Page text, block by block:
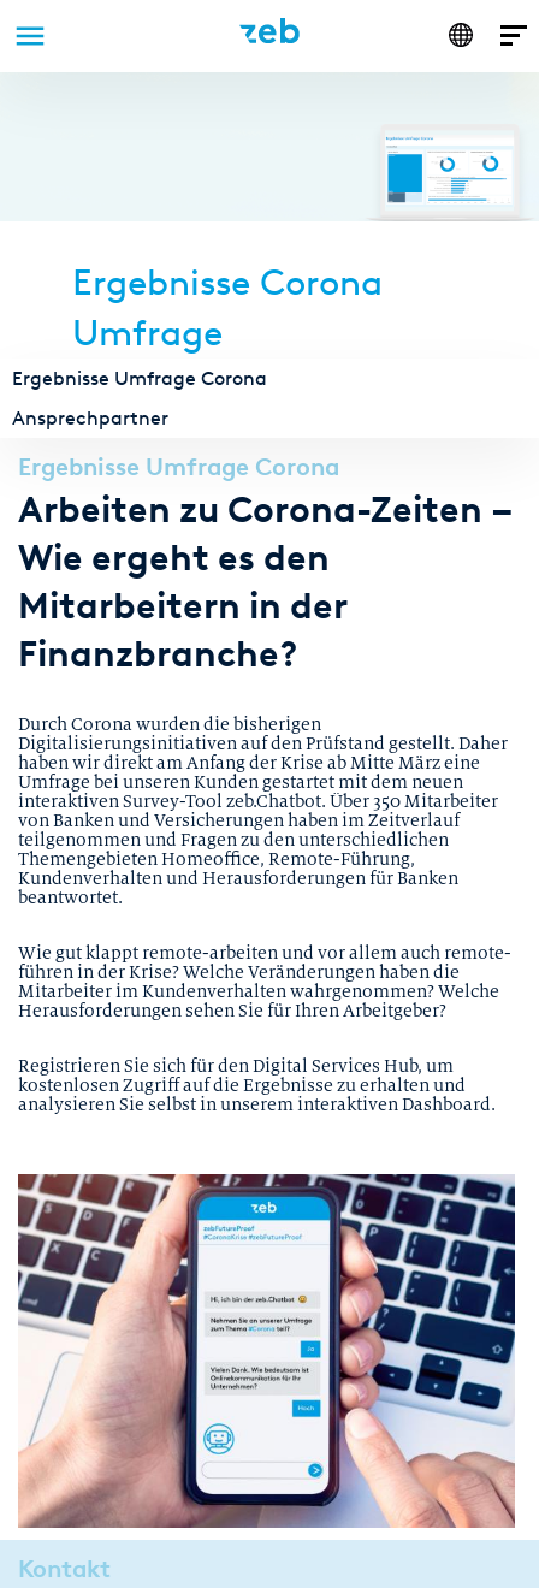
Anmelden
Ergebnisse Corona
Umfrage
Ergebnisse Umfrage Corona
Ansprechpartner
Ergebnisse Umfrage Corona
Arbeiten zu Corona-Zeiten –
Wie ergeht es den
Mitarbeitern in der
Finanzbranche?
Durch Corona wurden die bisherigen
Digitalisierungsinitiativen auf den Prüfstand gestellt. Daher
haben wir direkt am Anfang der Krise ab Mitte März eine
Umfrage bei unseren Kunden gestartet mit dem neuen
interaktiven Survey-Tool zeb.Chatbot. Über 350 Mitarbeiter
von Banken und Versicherungen haben im Zeitverlauf
teilgenommen und Fragen zu den unterschiedlichen
Themengebieten Homeoffice, Remote-Führung,
Kundenverhalten und Herausforderungen für Banken
beantwortet.
Wie gut klappt remote-arbeiten und vor allem auch remote-
führen in der Krise? Welche Veränderungen haben die
Mitarbeiter im Kundenverhalten wahrgenommen? Welche
Herausforderungen sehen Sie für Ihren Arbeitgeber?
Registrieren Sie sich für den Digital Services Hub, um
kostenlosen Zugriff auf die Ergebnisse zu erhalten und
analysieren Sie selbst in unserem interaktiven Dashboard.
Kontakt